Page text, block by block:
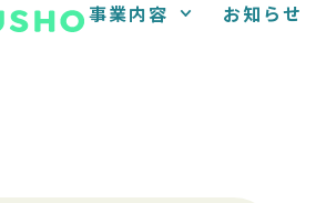
事業内容 お知らせ